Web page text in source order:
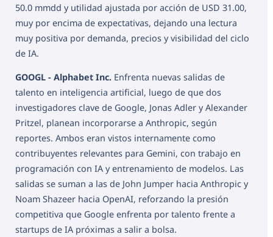
50.0 mmdd y utilidad ajustada por acción de USD 31.00,
muy por encima de expectativas, dejando una lectura
muy positiva por demanda, precios y visibilidad del ciclo
de IA.
GOOGL - Alphabet Inc. Enfrenta nuevas salidas de
talento en inteligencia artificial, luego de que dos
investigadores clave de Google, Jonas Adler y Alexander
Pritzel, planean incorporarse a Anthropic, según
reportes. Ambos eran vistos internamente como
contribuyentes relevantes para Gemini, con trabajo en
programación con IA y entrenamiento de modelos. Las
salidas se suman a las de John Jumper hacia Anthropic y
Noam Shazeer hacia OpenAI, reforzando la presión
competitiva que Google enfrenta por talento frente a
startups de IA próximas a salir a bolsa.